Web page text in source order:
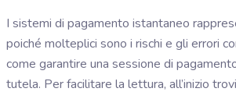
I sistemi di pagamento istantaneo
poiché molteplici sono i rischi e gli errori
come garantire una sessione di
tutela. Per facilitare la lettura, all’inizio